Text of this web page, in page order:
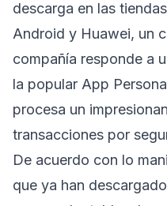
descarga en las
Android y Huawei, un
compañía responde a
la popular App
procesa un
transacciones por
De acuerdo con lo
que ya han